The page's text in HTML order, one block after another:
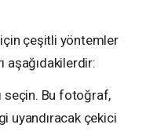
çeşitli yöntemler
aşağıdakilerdir:
seçin. Bu fotoğraf,
uyandıracak çekici